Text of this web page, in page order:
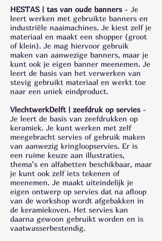
HESTAS | tas van oude banners- Je
leert werken met gebruikte banners en
industriële naaimachines. Je kiest zelf je
materiaal en maakt een shopper (groot
of klein). Je mag hiervoor gebruik
maken van aanwezige banners, maar je
kunt ook je eigen banner meenemen. Je
leert de basis van het verwerken van
stevig gebruikt materiaal en werkt toe
naar een uniek eindproduct.
VlechtwerkDelft | zeefdruk op servies-
Je leert de basis van zeefdrukken op
keramiek. Je kunt werken met zelf
meegebracht servies of gebruik maken
van aanwezig kringloopservies. Er is
een ruime keuze aan illustraties,
thema’s en alfabetten beschikbaar, maar
je kunt ook zelf iets tekenen of
meenemen. Je maakt uiteindelijk je
eigen ontwerp op servies dat na afloop
van de workshop wordt afgebakken in
de keramiekoven. Het servies kan
daarna gewoon gebruikt worden en is
vaatwasserbestendig.